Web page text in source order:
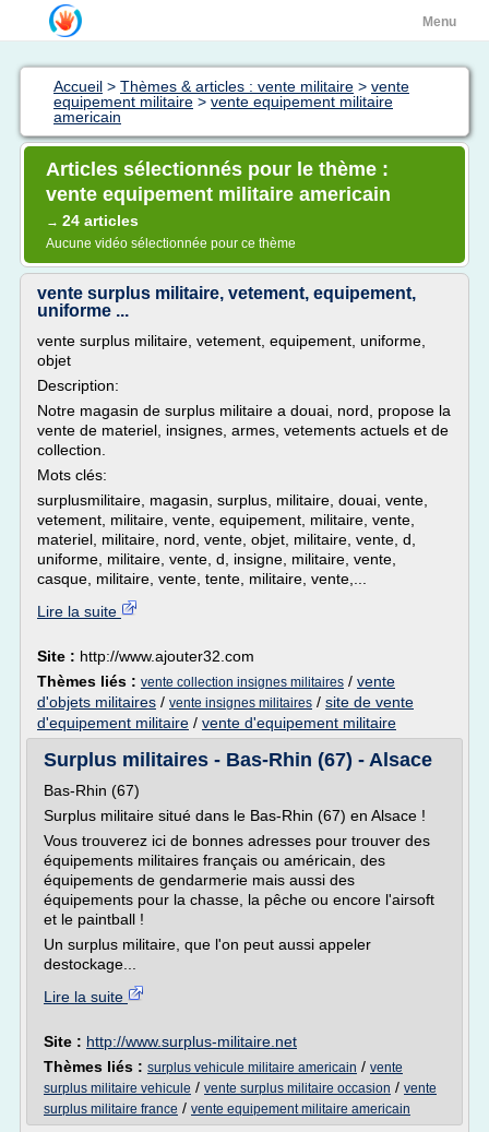
Menu
Accueil > Thèmes & articles : vente militaire > vente
equipement militaire > vente equipement militaire
americain
Articles sélectionnés pour le thème :
vente equipement militaire americain
→ 24 articles
Aucune vidéo sélectionnée pour ce thème
vente surplus militaire, vetement, equipement,
uniforme ...
vente surplus militaire, vetement, equipement, uniforme,
objet
Description:
Notre magasin de surplus militaire a douai, nord, propose la
vente de materiel, insignes, armes, vetements actuels et de
collection.
Mots clés:
surplusmilitaire, magasin, surplus, militaire, douai, vente,
vetement, militaire, vente, equipement, militaire, vente,
materiel, militaire, nord, vente, objet, militaire, vente, d,
uniforme, militaire, vente, d, insigne, militaire, vente,
casque, militaire, vente, tente, militaire, vente,...
Lire la suite
Site : http://www.ajouter32.com
Thèmes liés : vente collection insignes militaires / vente
d'objets militaires / vente insignes militaires / site de vente
d'equipement militaire / vente d'equipement militaire
Surplus militaires - Bas-Rhin (67) - Alsace
Bas-Rhin (67)
Surplus militaire situé dans le Bas-Rhin (67) en Alsace !
Vous trouverez ici de bonnes adresses pour trouver des
équipements militaires français ou américain, des
équipements de gendarmerie mais aussi des
équipements pour la chasse, la pêche ou encore l'airsoft
et le paintball !
Un surplus militaire, que l'on peut aussi appeler
destockage...
Lire la suite
Site : http://www.surplus-militaire.net
Thèmes liés : surplus vehicule militaire americain / vente
surplus militaire vehicule / vente surplus militaire occasion / vente
surplus militaire france / vente equipement militaire americain